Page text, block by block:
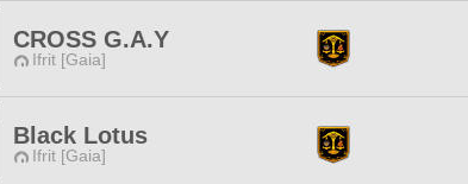
CROSS G.A.Y
Ifrit [Gaia]
Black Lotus
Ifrit [Gaia]